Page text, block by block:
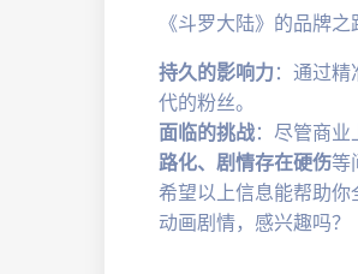
《斗罗大陆》的品牌之
持久的影响力 ：通过
代的粉丝。
面临的挑战：尽管商
路化、剧情存在硬伤等
希望以上信息能帮助你
动画剧情，感兴趣吗？